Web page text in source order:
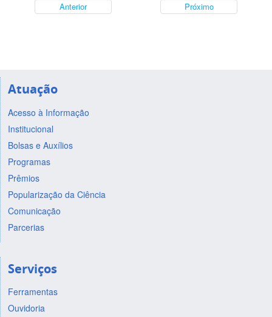
Anterior Próximo
Atuação
Acesso à Informação
Institucional
Bolsas e Auxílios
Programas
Prêmios
Popularização da Ciência
Comunicação
Parcerias
Serviços
Ferramentas
Ouvidoria